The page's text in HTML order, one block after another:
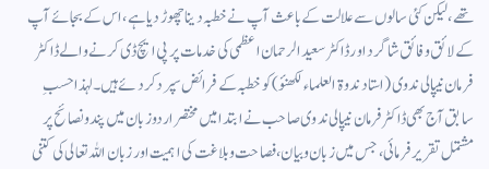
تھے، لیکن کئی سالوں سے علالت کے باعث آپ نے خطبہ دینا چھوڑ دیا ہے، اس کے بجائے آپ
کے لائق وفائق شاگرد اور ڈاکٹر سعید الرحمان اعظمی کی خدمات پر پی ایچ ڈی کرنے والے ڈاکٹر
فرمان نیپالی ندوی (استاد ندوۃ العلماء لکھنؤ) کو خطبہ کے فرائض سپرد کردئے ہیں۔ لہذا حسبِ
سابق آج بھی ڈاکٹر فرمان نیپالی ندوی صاحب نے ابتدا میں مختصر اردو زبان میں پند ونصائح پر
مشتمل تقریر فرمائی، جس میں زبان وبیان، فصاحت وبلاغت کی اہمیت اور زبان اللہ تعالی کی کتنی